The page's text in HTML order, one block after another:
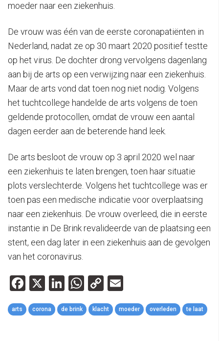
moeder naar een ziekenhuis.
De vrouw was één van de eerste coronapatiënten in
Nederland, nadat ze op 30 maart 2020 positief testte
op het virus. De dochter drong vervolgens dagenlang
aan bij de arts op een verwijzing naar een ziekenhuis.
Maar de arts vond dat toen nog niet nodig. Volgens
het tuchtcollege handelde de arts volgens de toen
geldende protocollen, omdat de vrouw een aantal
dagen eerder aan de beterende hand leek.
De arts besloot de vrouw op 3 april 2020 wel naar
een ziekenhuis te laten brengen, toen haar situatie
plots verslechterde. Volgens het tuchtcollege was er
toen pas een medische indicatie voor overplaatsing
naar een ziekenhuis. De vrouw overleed, die in eerste
instantie in De Brink revalideerde van de plaatsing een
stent, een dag later in een ziekenhuis aan de gevolgen
van het coronavirus.
Facebook
X LinkedIn
WhatsApp
Copy
Link
arts corona de brink klacht moeder overleden te laat